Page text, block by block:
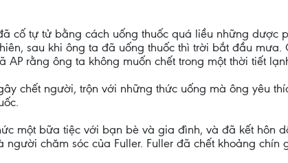
cố tự tử bằng cách uống thuốc quá liều những
sau khi ông ta đã uống thuốc thì trời bắt đầu
rằng ông ta không muốn chết trong một thời tiết
chết người, trộn với những thức uống mà ông yêu
một bữa tiệc với bạn bè và gia đình, và đã kết hôn
người chăm sóc của Fuller. Fuller đã chết khoảng chín